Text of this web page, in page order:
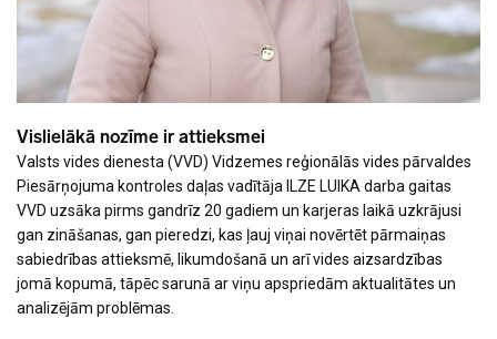
Vislielākā nozīme ir attieksmei
Valsts vides dienesta (VVD) Vidzemes reģionālās vides pārvaldes
Piesārņojuma kontroles daļas vadītāja ILZE LUIKA darba gaitas
VVD uzsāka pirms gandrīz 20 gadiem un karjeras laikā uzkrājusi
gan zināšanas, gan pieredzi, kas ļauj viņai novērtēt pārmaiņas
sabiedrības attieksmē, likumdošanā un arī vides aizsardzības
jomā kopumā, tāpēc sarunā ar viņu apspriedām aktualitātes un
analizējām problēmas.